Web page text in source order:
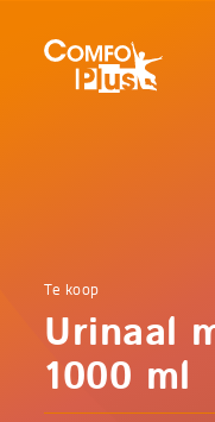
Home
Comfort
Urinaal
met
-
Te koop
Urinaal
1000 ml
navigatieComfoPlus